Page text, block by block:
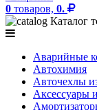
0 товаров, 0.
Каталог
Аварийные
Автохимия
Авточехлы
Аксессуары